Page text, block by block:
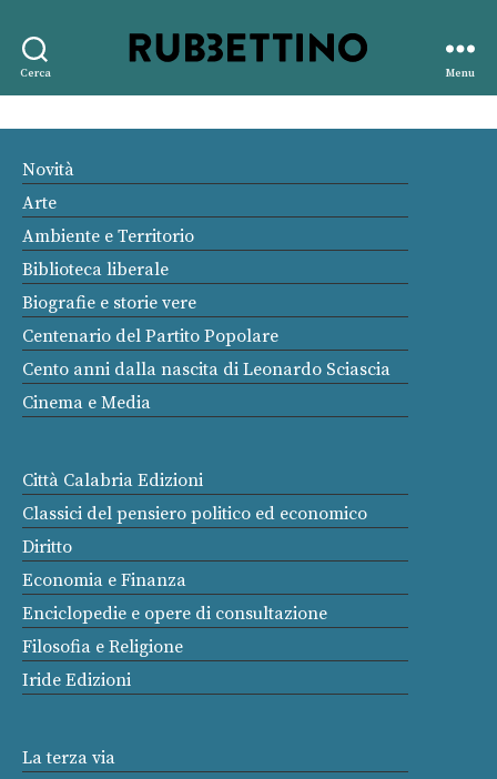
Cerca
editore
Menu
Novità
Arte
Ambiente e Territorio
Biblioteca liberale
Biografie e storie vere
Centenario del Partito Popolare
Cento anni dalla nascita di Leonardo Sciascia
Cinema e Media
Città Calabria Edizioni
Classici del pensiero politico ed economico
Diritto
Economia e Finanza
Enciclopedie e opere di consultazione
Filosofia e Religione
Iride Edizioni
La terza via